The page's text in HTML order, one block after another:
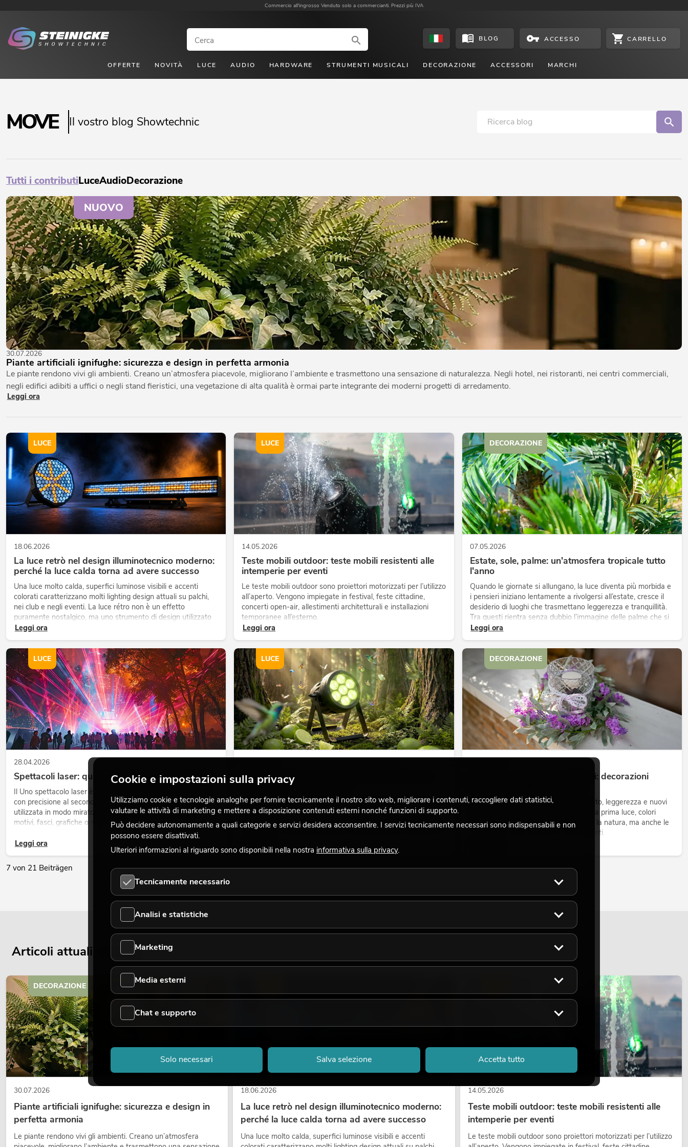
Commercio all'ingrosso Venduto solo a commercianti. Prezzi più IVA
BLOG ACCESSO CARRELLO
OFFERTE NOVITÀ LUCE AUDIO HARDWARE STRUMENTI MUSICALI DECORAZIONE ACCESSORI MARCHI
MOVE Il vostro blog Showtechnic
Tutti i contributiLuceAudioDecorazione
NUOVO
30.07.2026
Piante artificiali ignifughe: sicurezza e design in perfetta armonia
Le piante rendono vivi gli ambienti. Creano un’atmosfera piacevole, migliorano l’ambiente e trasmettono una sensazione di naturalezza. Negli hotel, nei ristoranti, nei centri commerciali,
negli edifici adibiti a uffici o negli stand fieristici, una vegetazione di alta qualità è ormai parte integrante dei moderni progetti di arredamento.
Leggi ora
18.06.2026
La luce retrò nel design illuminotecnico moderno:
perché la luce calda torna ad avere successo
Una luce molto calda, superfici luminose visibili e accenti
colorati caratterizzano molti lighting design attuali su palchi,
nei club e negli eventi. La luce rétro non è un effetto
puramente nostalgico, ma uno strumento di design utilizzato
in modo consapevole: crea atmosfera, dona carattere alle sc...
Leggi ora
LUCE
14.05.2026
Teste mobili outdoor: teste mobili resistenti alle
intemperie per eventi
Le teste mobili outdoor sono proiettori motorizzati per l’utilizzo
all’aperto. Vengono impiegate in festival, feste cittadine,
concerti open-air, allestimenti architetturali e installazioni
temporanee all’esterno.
Leggi ora
LUCE
07.05.2026
Estate, sole, palme: un'atmosfera tropicale tutto
l'anno
Quando le giornate si allungano, la luce diventa più morbida e
i pensieri iniziano lentamente a rivolgersi all’estate, cresce il
desiderio di luoghi che trasmettano leggerezza e tranquillità.
Tra questi rientra senza dubbio l’immagine delle palme che si
muovono dolcemente nel vento caldo, accompagna...
Leggi ora
DECORAZIONE
28.04.2026
Spettacoli laser: quando la luce conquista il cielo
Il Uno spettacolo laser è uno show luminoso messo in scena
con precisione al secondo, in cui la luce concentrata viene
utilizzata in modo mirato per rendere visibili nello spazio
motivi, fasci, grafiche o animazioni.
Leggi ora
LUCE
Perché i LED Lime sono tecnicamente rilevanti
nella tecnologia per eventi
Il Lime è molto più di un semplice colore appariscente nei
moderni proiettori LED. Copre uno spettro molto ampio e
dimostra inoltre di essere un’integrazione tecnica importante
LUCE
Primavera con piante artificiali: decorazioni
La primavera rappresenta rinnovamento, leggerezza e nuovi
inizi come nessun’altra stagione. Con la prima luce, colori
delicati e fiori freschi, non cambia solo la natura, ma anche le
esigenze di spazi, superfici e allestimenti.
DECORAZIONE
7 von 21 Beiträgen
Articoli attuali del blog
30.07.2026
Piante artificiali ignifughe: sicurezza e design in
perfetta armonia
Le piante rendono vivi gli ambienti. Creano un’atmosfera
DECORAZIONE
18.06.2026
La luce retrò nel design illuminotecnico moderno:
perché la luce calda torna ad avere successo
Una luce molto calda, superfici luminose visibili e accenti
14.05.2026
Teste mobili outdoor: teste mobili resistenti alle
intemperie per eventi
Le teste mobili outdoor sono proiettori motorizzati per l’utilizzo
Cookie e impostazioni sulla privacy
Utilizziamo cookie e tecnologie analoghe per fornire tecnicamente il nostro sito web, migliorare i contenuti, raccogliere dati statistici,
valutare le attività di marketing e mettere a disposizione contenuti esterni nonché funzioni di supporto.
Può decidere autonomamente a quali categorie e servizi desidera acconsentire. I servizi tecnicamente necessari sono indispensabili e non
possono essere disattivati.
Ulteriori informazioni al riguardo sono disponibili nella nostra informativa sulla privacy.
Tecnicamente necessario
Analisi e statistiche
Marketing
Media esterni
Chat e supporto
Solo necessari Salva selezione Accetta tutto